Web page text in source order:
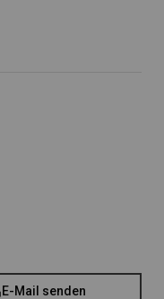
E-Mail senden